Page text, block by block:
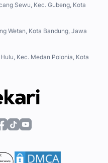
Sewu, Kec. Gubeng, Kota
Wetan, Kota Bandung, Jawa
Kec. Medan Polonia, Kota